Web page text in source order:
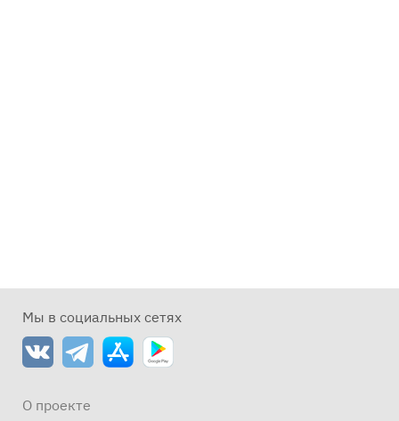
Мы в социальных сетях
О проекте